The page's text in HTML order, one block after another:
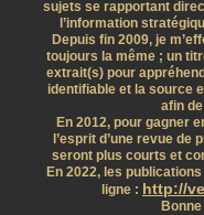
sujets se rapportant
l’information
Depuis fin 2009, je
toujours la même ; un
extrait(s) pour
identifiable et la source
afin
En 2012, pour gagner
l’esprit d’une revue
seront plus courts et
En 2022, les
ligne : http://